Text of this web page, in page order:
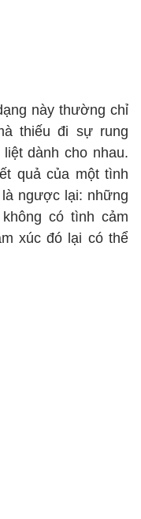
này thường chỉ
thiếu đi sự rung
dành cho nhau.
quả của một tình
ngược lại: những
có tình cảm
xúc đó lại có thể